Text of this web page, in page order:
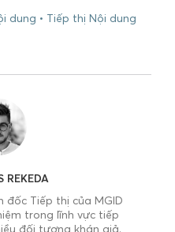
dung Tiếp thị Nội dung
REKEDA
đốc Tiếp thị của MGID
trong lĩnh vực tiếp
đối tượng khán giả.